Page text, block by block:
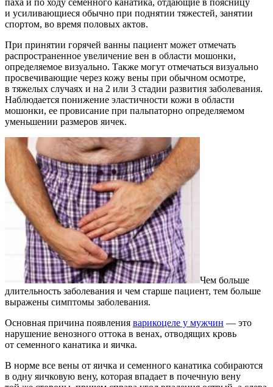
и усиливающиеся обычно при поднятии тяжестей, занятии
спортом, во время половых актов.
При принятии горячей ванны пациент может отмечать
распространенное увеличение вен в области мошонки,
определяемое визуально. Также могут отмечаться визуально
просвечивающие через кожу вены при обычном осмотре,
в тяжелых случаях и на 2 или 3 стадии развития заболевания.
Наблюдается понижение эластичности кожи в области
мошонки, ее провисание при пальпаторно определяемом
уменьшении размеров яичек.
Чем больше
длительность заболевания и чем старше пациент, тем больше
выражены симптомы заболевания.
Основная причина появления варикоцеле у мужчин — это
нарушение венозного оттока в венах, отводящих кровь
от семенного канатика и яичка.
В норме все вены от яичка и семенного канатика собираются
в одну яичковую вену, которая впадает в почечную вену